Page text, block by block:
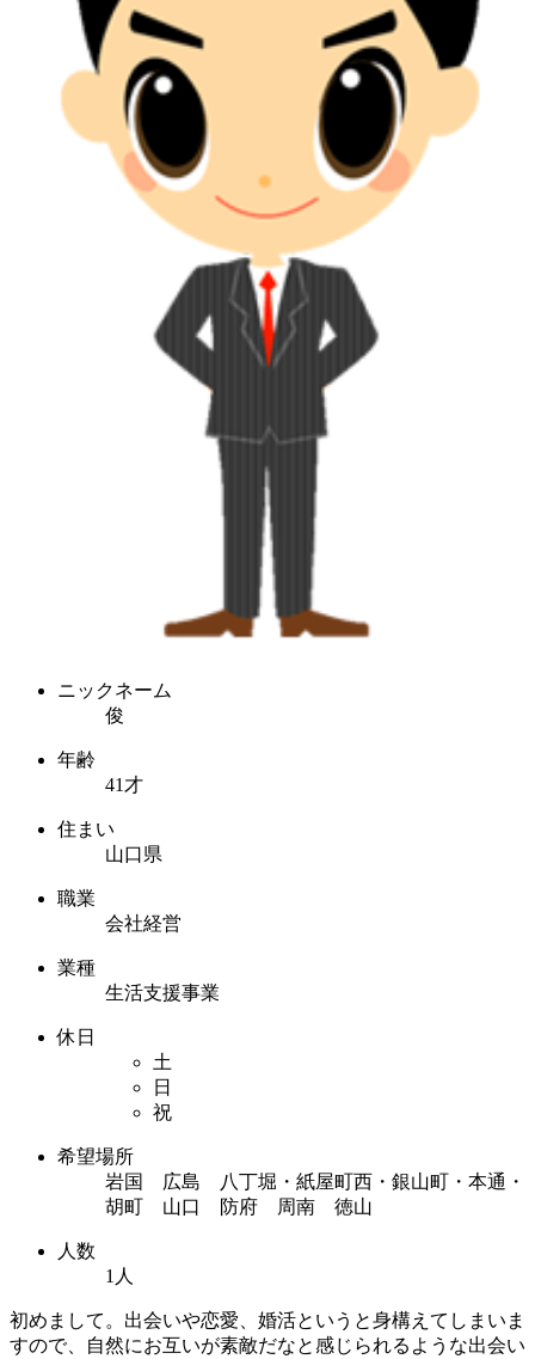
ニックネーム
俊
年齢
41才
住まい
山口県
職業
会社経営
業種
生活支援事業
休日
土
日
祝
希望場所
岩国 広島 八丁堀・紙屋町西・銀山町・本通・
胡町 山口 防府 周南 徳山
人数
1人
初めまして。出会いや恋愛、婚活というと身構えてしまいま
すので、自然にお互いが素敵だなと感じられるような出会い